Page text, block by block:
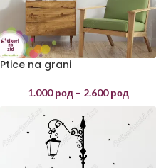
Ptice na grani
1.000рсд – 2.600рсд